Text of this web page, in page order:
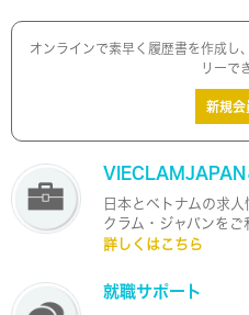
オンラインで素早く履歴書を作成し
リーで
新規会
VIECLAMJAPAN
日本とベトナムの求
クラム・ジャパンをご
詳しくはこちら
就職サポート